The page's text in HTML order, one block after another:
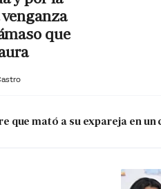
que
que mató a su expareja en